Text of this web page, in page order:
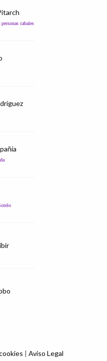
cabales
| Aviso Legal